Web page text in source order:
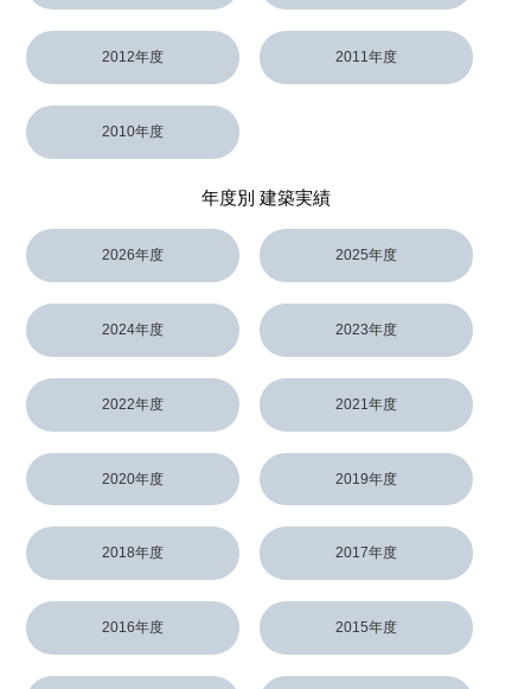
2012年度 2011年度
2010年度
年度別 建築実績
2026年度 2025年度
2024年度 2023年度
2022年度 2021年度
2020年度 2019年度
2018年度 2017年度
2016年度 2015年度